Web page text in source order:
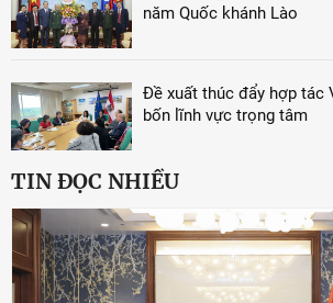
năm Quốc khánh Lào
Đề xuất thúc đẩy hợp tác
bốn lĩnh vực trọng tâm
TIN ĐỌC NHIỀU